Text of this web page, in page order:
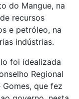
do Mangue, na
recursos
e petróleo, na
indústrias.
foi idealizada
Regional
que fez